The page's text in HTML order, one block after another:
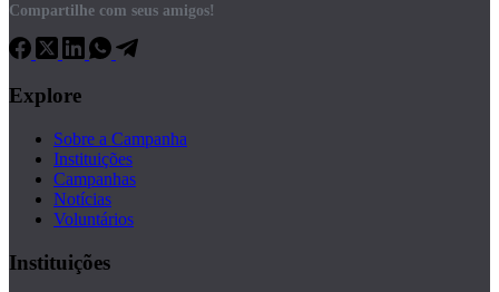
Compartilhe com seus amigos!
Explore
Sobre a Campanha
Instituições
Campanhas
Notícias
Voluntários
Instituições